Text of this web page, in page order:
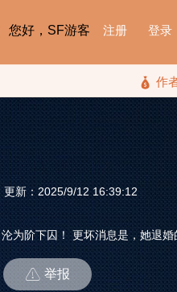
您好，SF游客 注册 登录
 作
更新：2025/9/12 16:39:12
为阶下囚！ 更坏消息是，她退婚
 举报